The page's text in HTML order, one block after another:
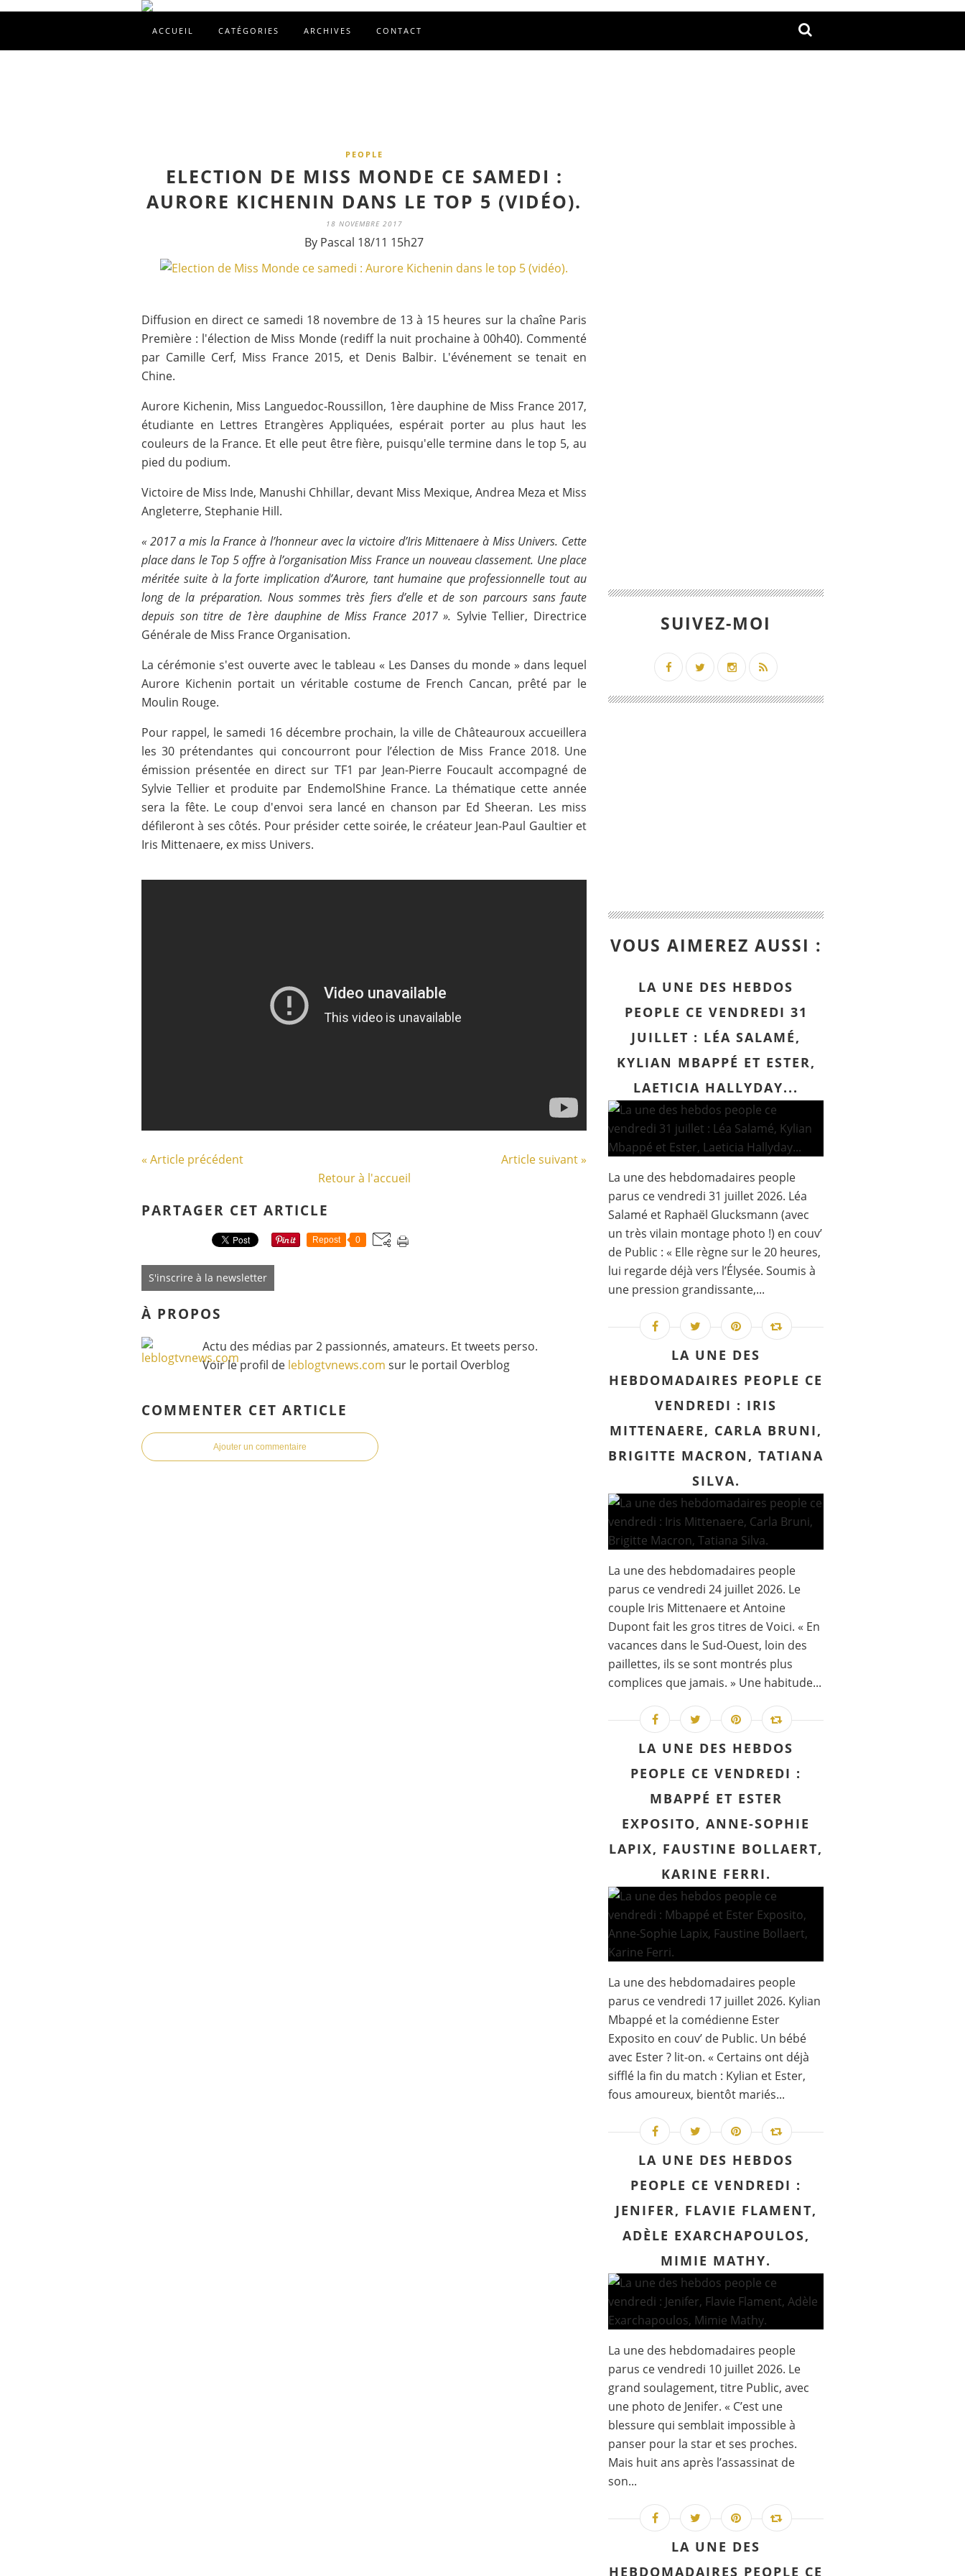
ACCUEIL CATÉGORIES ARCHIVES CONTACT
PEOPLE
ELECTION DE MISS MONDE CE SAMEDI :
AURORE KICHENIN DANS LE TOP 5 (VIDÉO).
18 NOVEMBRE 2017
By Pascal 18/11 15h27
Diffusion en direct ce samedi 18 novembre de 13 à 15 heures sur la chaîne Paris
Première : l'élection de Miss Monde (rediff la nuit prochaine à 00h40). Commenté
par Camille Cerf, Miss France 2015, et Denis Balbir. L'événement se tenait en
Chine.
Aurore Kichenin, Miss Languedoc-Roussillon, 1ère dauphine de Miss France 2017,
étudiante en Lettres Etrangères Appliquées, espérait porter au plus haut les
couleurs de la France. Et elle peut être fière, puisqu'elle termine dans le top 5, au
pied du podium.
Victoire de Miss Inde, Manushi Chhillar, devant Miss Mexique, Andrea Meza et Miss
Angleterre, Stephanie Hill.
« 2017 a mis la France à l’honneur avec la victoire d’Iris Mittenaere à Miss Univers. Cette
place dans le Top 5 offre à l’organisation Miss France un nouveau classement. Une place
méritée suite à la forte implication d’Aurore, tant humaine que professionnelle tout au
long de la préparation. Nous sommes très fiers d’elle et de son parcours sans faute
depuis son titre de 1ère dauphine de Miss France 2017 ». Sylvie Tellier, Directrice
Générale de Miss France Organisation.
La cérémonie s'est ouverte avec le tableau « Les Danses du monde » dans lequel
Aurore Kichenin portait un véritable costume de French Cancan, prêté par le
Moulin Rouge.
Pour rappel, le samedi 16 décembre prochain, la ville de Châteauroux accueillera
les 30 prétendantes qui concourront pour l’élection de Miss France 2018. Une
émission présentée en direct sur TF1 par Jean-Pierre Foucault accompagné de
Sylvie Tellier et produite par EndemolShine France. La thématique cette année
sera la fête. Le coup d'envoi sera lancé en chanson par Ed Sheeran. Les miss
défileront à ses côtés. Pour présider cette soirée, le créateur Jean-Paul Gaultier et
Iris Mittenaere, ex miss Univers.
« Article précédent
Article suivant »
Retour à l'accueil
PARTAGER CET ARTICLE
Repost 0
S'inscrire à la newsletter
À PROPOS
Actu des médias par 2 passionnés, amateurs. Et tweets perso.
Voir le profil de leblogtvnews.com sur le portail Overblog
COMMENTER CET ARTICLE
Ajouter un commentaire
SUIVEZ-MOI
VOUS AIMEREZ AUSSI :
LA UNE DES HEBDOS
PEOPLE CE VENDREDI 31
JUILLET : LÉA SALAMÉ,
KYLIAN MBAPPÉ ET ESTER,
LAETICIA HALLYDAY...
La une des hebdomadaires people
parus ce vendredi 31 juillet 2026. Léa
Salamé et Raphaël Glucksmann (avec
un très vilain montage photo !) en couv’
de Public : « Elle règne sur le 20 heures,
lui regarde déjà vers l’Élysée. Soumis à
une pression grandissante,...
LA UNE DES
HEBDOMADAIRES PEOPLE CE
VENDREDI : IRIS
MITTENAERE, CARLA BRUNI,
BRIGITTE MACRON, TATIANA
SILVA.
La une des hebdomadaires people
parus ce vendredi 24 juillet 2026. Le
couple Iris Mittenaere et Antoine
Dupont fait les gros titres de Voici. « En
vacances dans le Sud-Ouest, loin des
paillettes, ils se sont montrés plus
complices que jamais. » Une habitude...
LA UNE DES HEBDOS
PEOPLE CE VENDREDI :
MBAPPÉ ET ESTER
EXPOSITO, ANNE-SOPHIE
LAPIX, FAUSTINE BOLLAERT,
KARINE FERRI.
La une des hebdomadaires people
parus ce vendredi 17 juillet 2026. Kylian
Mbappé et la comédienne Ester
Exposito en couv’ de Public. Un bébé
avec Ester ? lit-on. « Certains ont déjà
sifflé la fin du match : Kylian et Ester,
fous amoureux, bientôt mariés...
LA UNE DES HEBDOS
PEOPLE CE VENDREDI :
JENIFER, FLAVIE FLAMENT,
ADÈLE EXARCHAPOULOS,
MIMIE MATHY.
La une des hebdomadaires people
parus ce vendredi 10 juillet 2026. Le
grand soulagement, titre Public, avec
une photo de Jenifer. « C’est une
blessure qui semblait impossible à
panser pour la star et ses proches.
Mais huit ans après l’assassinat de
son...
LA UNE DES
HEBDOMADAIRES PEOPLE CE